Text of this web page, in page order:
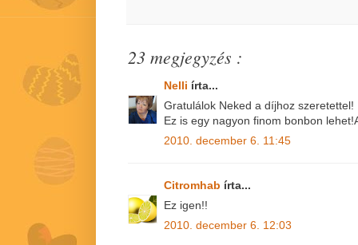
23 megjegyzés :
Nelli írta...
Gratulálok Neked a díjhoz szeretettel!
Ez is egy nagyon finom bonbon
2010. december 6. 11:45
Citromhab írta...
Ez igen!!
2010. december 6. 12:03